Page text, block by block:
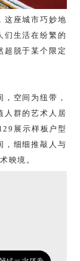
这座城市巧妙地
们生活在纷繁的
超脱于某个限定
空间为纽带，
人群的艺术人居
展示样板户型
，细细推敲人与
映境。